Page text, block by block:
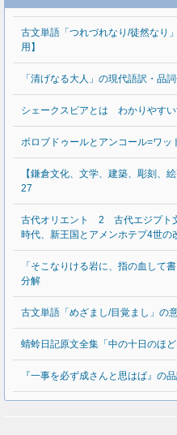
古文単語「つれづれなり/徒然なり
用】
「清げなる大人」の現代語訳・品
シェークスピアとは わかりやす
ボロブドゥールとアンコール=ワ
【鎌倉文化、文学、建築、彫刻、
27
古代オリエント 2 古代エジプト
時代、新王国とアメンホテプ4世の
「そこなりける岩に、指の血して
分解
古文単語「めざまし/目覚まし」の
蜻蛉日記原文全集「中の十日のほど
『一事を必ず成さんと思はば』の